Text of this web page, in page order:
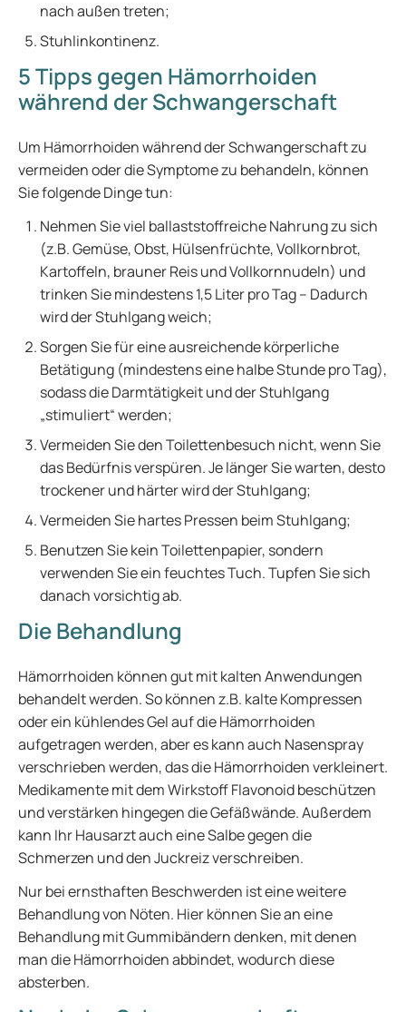
nach außen treten;
Stuhlinkontinenz.
5 Tipps gegen Hämorrhoiden
während der Schwangerschaft
Um Hämorrhoiden während der Schwangerschaft zu
vermeiden oder die Symptome zu behandeln, können
Sie folgende Dinge tun:
Nehmen Sie viel ballaststoffreiche Nahrung zu sich
(z.B. Gemüse, Obst, Hülsenfrüchte, Vollkornbrot,
Kartoffeln, brauner Reis und Vollkornnudeln) und
trinken Sie mindestens 1,5 Liter pro Tag – Dadurch
wird der Stuhlgang weich;
Sorgen Sie für eine ausreichende körperliche
Betätigung (mindestens eine halbe Stunde pro Tag),
sodass die Darmtätigkeit und der Stuhlgang
„stimuliert“ werden;
Vermeiden Sie den Toilettenbesuch nicht, wenn Sie
das Bedürfnis verspüren. Je länger Sie warten, desto
trockener und härter wird der Stuhlgang;
Vermeiden Sie hartes Pressen beim Stuhlgang;
Benutzen Sie kein Toilettenpapier, sondern
verwenden Sie ein feuchtes Tuch. Tupfen Sie sich
danach vorsichtig ab.
Die Behandlung
Hämorrhoiden können gut mit kalten Anwendungen
behandelt werden. So können z.B. kalte Kompressen
oder ein kühlendes Gel auf die Hämorrhoiden
aufgetragen werden, aber es kann auch Nasenspray
verschrieben werden, das die Hämorrhoiden verkleinert.
Medikamente mit dem Wirkstoff Flavonoid beschützen
und verstärken hingegen die Gefäßwände. Außerdem
kann Ihr Hausarzt auch eine Salbe gegen die
Schmerzen und den Juckreiz verschreiben.
Nur bei ernsthaften Beschwerden ist eine weitere
Behandlung von Nöten. Hier können Sie an eine
Behandlung mit Gummibändern denken, mit denen
man die Hämorrhoiden abbindet, wodurch diese
absterben.